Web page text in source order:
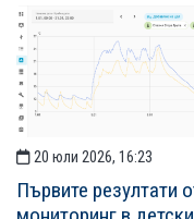
20 юли 2026, 16:23
Първите резултати